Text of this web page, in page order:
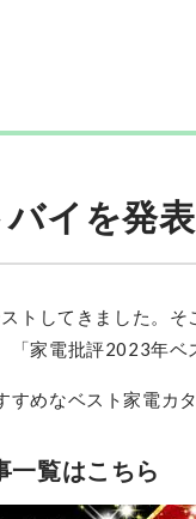
バイを発
トしてきました。そ
家電批評2023年ベ
めなベスト家電カ
一覧はこちら